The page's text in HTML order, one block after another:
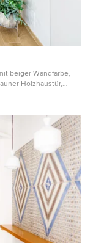
beiger Wandfarbe,
Holzhaustür,